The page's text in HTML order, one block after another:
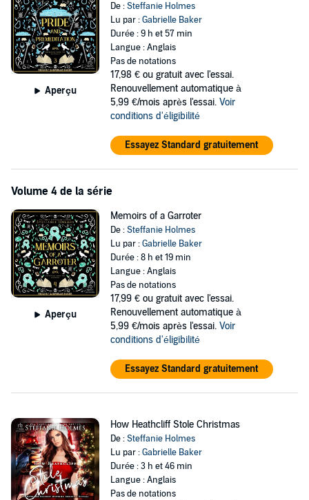
Aperçu
De :Steffanie Holmes
Lu par :Gabrielle Baker
Durée : 9 h et 57 min
Langue : Anglais
Pas de notations
17,98 € ou gratuit avec l'essai.
Renouvellement automatique à
5,99 €/mois après l'essai. Voir
conditions d'éligibilité
Essayez Standard gratuitement
Volume 4 de la série
Aperçu
Memoirs of a Garroter
De :Steffanie Holmes
Lu par :Gabrielle Baker
Durée : 8 h et 19 min
Langue : Anglais
Pas de notations
17,99 € ou gratuit avec l'essai.
Renouvellement automatique à
5,99 €/mois après l'essai. Voir
conditions d'éligibilité
Essayez Standard gratuitement
How Heathcliff Stole Christmas
De :Steffanie Holmes
Lu par :Gabrielle Baker
Durée : 3 h et 46 min
Langue : Anglais
Pas de notations